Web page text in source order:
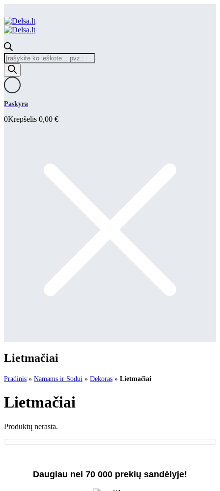
Products
search
Paskyra
0Krepšelis 0,00 €
Lietmačiai
Pradinis » Namams ir Sodui » Dekoras » Lietmačiai
Lietmačiai
Produktų nerasta.
Daugiau nei 70 000 prekių sandėlyje!